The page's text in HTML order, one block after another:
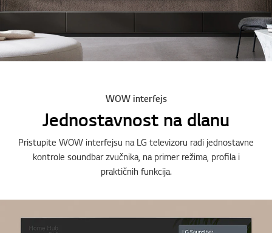
WOW interfejs
Jednostavnost na dlanu
Pristupite WOW interfejsu na LG televizoru radi jednostavne
kontrole soundbar zvučnika, na primer režima, profila i
praktičnih funkcija.